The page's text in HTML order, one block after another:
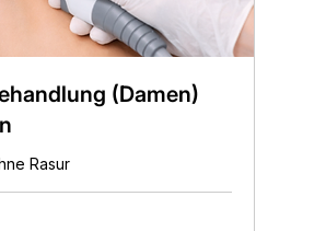
(Damen)
Rasur